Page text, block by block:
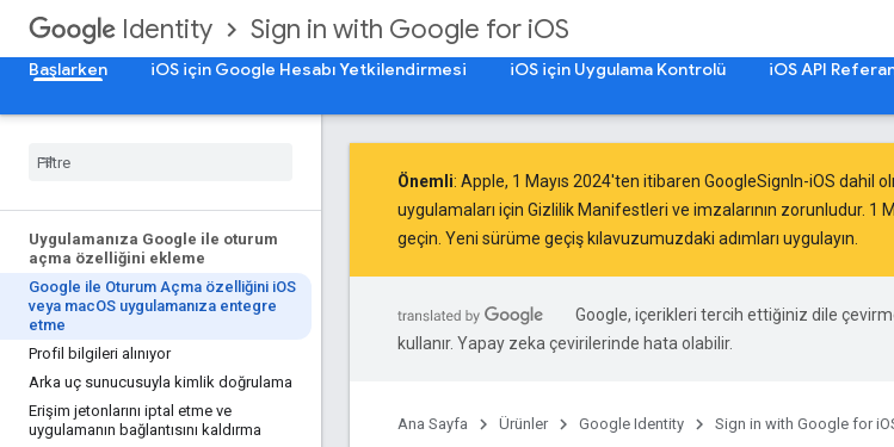
Identity Sign in with Google for iOS
Başlarken
iOS için Google Hesabı Yetkilendirmesi iOS için Uygulama Kontrolü iOS API
Uygulamanıza Google ile oturum
açma özelliğini ekleme
Google ile Oturum Açma özelliğini iOS
veya macOS uygulamanıza entegre
etme
Profil bilgileri alınıyor
Arka uç sunucusuyla kimlik doğrulama
Erişim jetonlarını iptal etme ve
uygulamanın bağlantısını kaldırma
Önemli: Apple, 1 Mayıs 2024'ten itibaren GoogleSignIn-iOS dahil
uygulamaları için Gizlilik Manifestleri ve imzalarının zorunludur. 1
geçin. Yeni sürüme geçiş kılavuzumuzdaki adımları uygulayın.
Google, içerikleri tercih ettiğiniz dile
kullanır. Yapay zeka çevirilerinde hata olabilir.
Ana Sayfa Ürünler Google Identity Sign in with Google for